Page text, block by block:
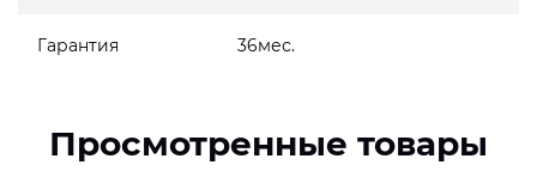
Гарантия 36мес.
Просмотренные товары